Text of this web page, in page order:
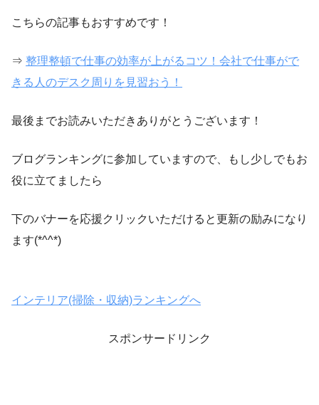
こちらの記事もおすすめです！
⇒ 整理整頓で仕事の効率が上がるコツ！会社で仕事がで
きる人のデスク周りを見習おう！
最後までお読みいただきありがとうございます！
ブログランキングに参加していますので、もし少しでもお
役に立てましたら
下のバナーを応援クリックいただけると更新の励みになり
ます(*^^*)
インテリア(掃除・収納)ランキングへ
スポンサードリンク